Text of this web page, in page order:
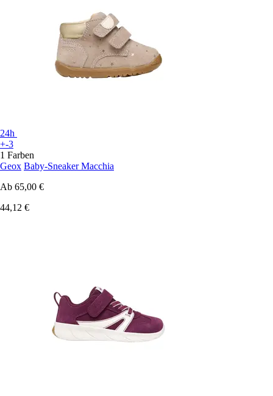
24h
+-3
1 Farben
Geox Baby-Sneaker Macchia
Ab 65,00 €
44,12 €